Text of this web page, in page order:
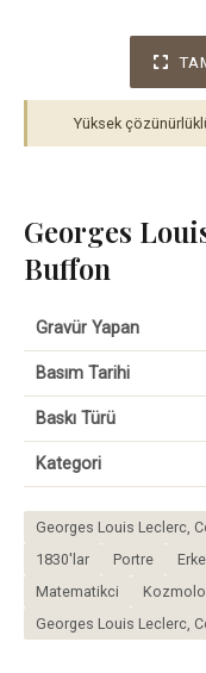
Yüksek
Georges
Buffon
Gravür Yapan
Basım Tarihi
Baskı Türü
Kategori
Georges Louis Leclerc,
1830'lar
Portre
Matematikci
Georges Louis Leclerc,